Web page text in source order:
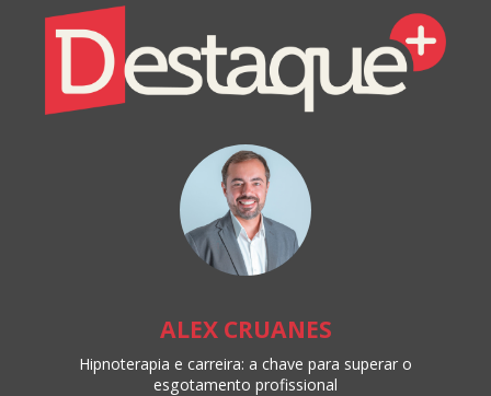
Colunistas
Destaque+
Online
ALEX CRUANES
Hipnoterapia e carreira: a chave para superar o
esgotamento profissional